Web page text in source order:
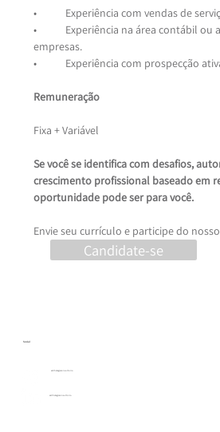
Candidate-se
•	Experiência com vendas de
•	Experiência na área contábil ou atendimento a
empresas.
•	Experiência com prospecção
Remuneração
Fixa + Variável
Se você se identifica com desafios,
crescimento profissional baseado em
oportunidade pode ser para você.
Envie seu currículo e participe do
Social
estrhategiaconsultoria
estrhategiaconsultoria